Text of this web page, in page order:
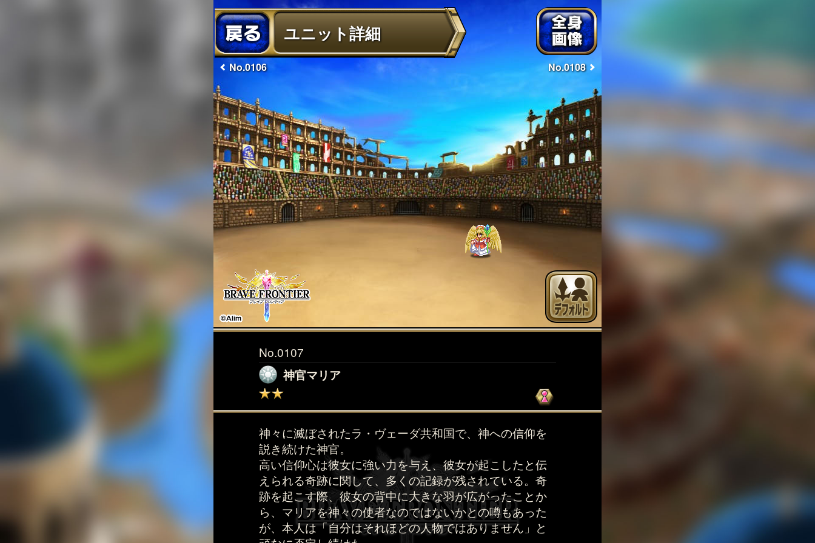
ユニット詳細
No.0106 No.0108
No.0107
神官マリア
神々に滅ぼされたラ・ヴェーダ共和国で、神への信仰を
説き続けた神官。
高い信仰心は彼女に強い力を与え、彼女が起こしたと伝
えられる奇跡に関して、多くの記録が残されている。奇
跡を起こす際、彼女の背中に大きな羽が広がったことか
ら、マリアを神々の使者なのではないかとの噂もあった
が、本人は「自分はそれほどの人物ではありません」と